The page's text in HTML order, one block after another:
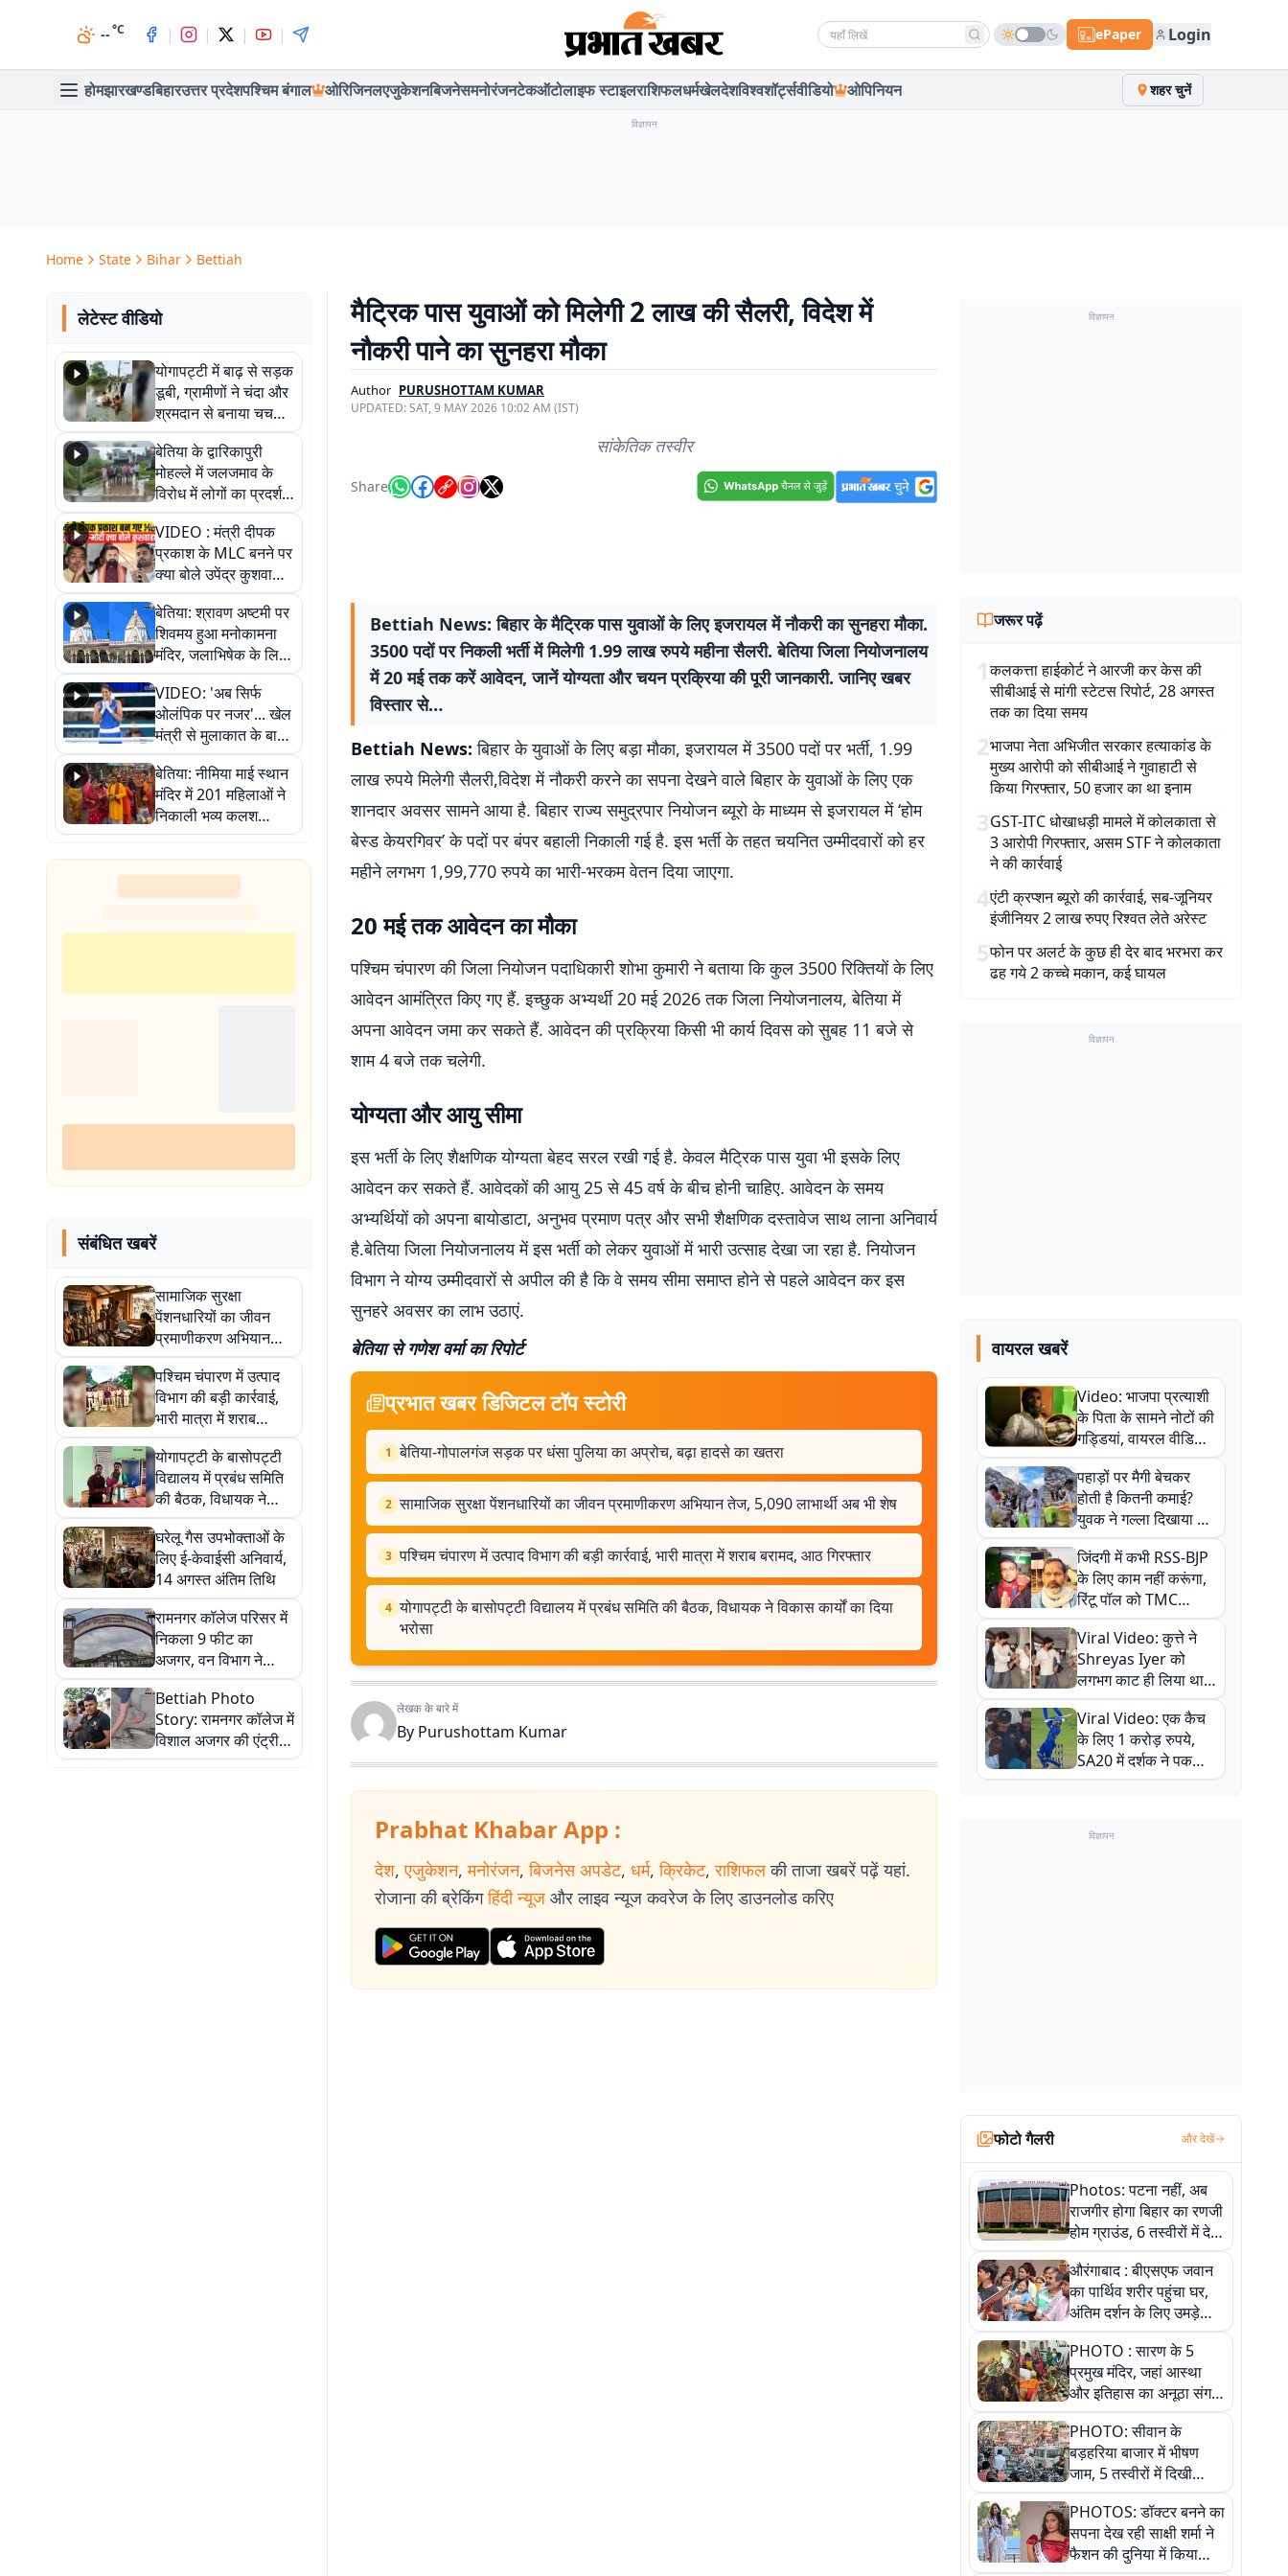
--°C | | | | Search news ePaper Login
होमझारखण्डबिहारउत्तर प्रदेशपश्चिम बंगाल ओरिजिनलएजुकेशनबिजनेसमनोरंजनटेकऑटोलाइफ स्टाइलराशिफलधर्मखेलदेशविश्वशॉर्ट्सवीडियो ओपिनियन शहर चुनें
विज्ञापन
Home State Bihar Bettiah
लेटेस्ट वीडियो
योगापट्टी में बाढ़ से सड़क
डूबी, ग्रामीणों ने चंदा और
श्रमदान से बनाया चचरी
पुल
बेतिया के द्वारिकापुरी
मोहल्ले में जलजमाव के
विरोध में लोगों का प्रदर्शन,
स्थायी समाधान की मांग
VIDEO : मंत्री दीपक
प्रकाश के MLC बनने पर
क्या बोले उपेंद्र कुशवाहा,
सुनिए
बेतिया: श्रावण अष्टमी पर
शिवमय हुआ मनोकामना
मंदिर, जलाभिषेक के लिए
लगी लंबी कतारें
VIDEO: 'अब सिर्फ
ओलंपिक पर नजर'... खेल
मंत्री से मुलाकात के बाद
जैसमीन लंबोरिया का बड़ा
बयान
बेतिया: नीमिया माई स्थान
मंदिर में 201 महिलाओं ने
निकाली भव्य कलश
शोभायात्रा, शिवलिंग
प्राण-प्रतिष्ठा महोत्सव
शुरू
संबंधित खबरें
सामाजिक सुरक्षा
पेंशनधारियों का जीवन
प्रमाणीकरण अभियान
तेज, 5,090 लाभार्थी अब
भी शेष
पश्चिम चंपारण में उत्पाद
विभाग की बड़ी कार्रवाई,
भारी मात्रा में शराब
बरामद, आठ गिरफ्तार
योगापट्टी के बासोपट्टी
विद्यालय में प्रबंध समिति
की बैठक, विधायक ने
विकास कार्यों का दिया
भरोसा
घरेलू गैस उपभोक्ताओं के
लिए ई-केवाईसी अनिवार्य,
14 अगस्त अंतिम तिथि
रामनगर कॉलेज परिसर में
निकला 9 फीट का
अजगर, वन विभाग ने
सुरक्षित किया रेस्क्यू
Bettiah Photo
Story: रामनगर कॉलेज में
विशाल अजगर की एंट्री,
छात्रों में दहशत, देखें
मैट्रिक पास युवाओं को मिलेगी 2 लाख की सैलरी, विदेश में
नौकरी पाने का सुनहरा मौका
Author PURUSHOTTAM KUMAR
UPDATED:SAT, 9 MAY 2026 10:02 AM (IST)
सांकेतिक तस्वीर
Share
Bettiah News: बिहार के मैट्रिक पास युवाओं के लिए इजरायल में नौकरी का सुनहरा मौका.
3500 पदों पर निकली भर्ती में मिलेगी 1.99 लाख रुपये महीना सैलरी. बेतिया जिला नियोजनालय
में 20 मई तक करें आवेदन, जानें योग्यता और चयन प्रक्रिया की पूरी जानकारी. जानिए खबर
विस्तार से…
Bettiah News: बिहार के युवाओं के लिए बड़ा मौका, इजरायल में 3500 पदों पर भर्ती, 1.99
लाख रुपये मिलेगी सैलरी,विदेश में नौकरी करने का सपना देखने वाले बिहार के युवाओं के लिए एक
शानदार अवसर सामने आया है. बिहार राज्य समुद्रपार नियोजन ब्यूरो के माध्यम से इजरायल में ‘होम
बेस्ड केयरगिवर’ के पदों पर बंपर बहाली निकाली गई है. इस भर्ती के तहत चयनित उम्मीदवारों को हर
महीने लगभग 1,99,770 रुपये का भारी-भरकम वेतन दिया जाएगा.
20 मई तक आवेदन का मौका
पश्चिम चंपारण की जिला नियोजन पदाधिकारी शोभा कुमारी ने बताया कि कुल 3500 रिक्तियों के लिए
आवेदन आमंत्रित किए गए हैं. इच्छुक अभ्यर्थी 20 मई 2026 तक जिला नियोजनालय, बेतिया में
अपना आवेदन जमा कर सकते हैं. आवेदन की प्रक्रिया किसी भी कार्य दिवस को सुबह 11 बजे से
शाम 4 बजे तक चलेगी.
योग्यता और आयु सीमा
इस भर्ती के लिए शैक्षणिक योग्यता बेहद सरल रखी गई है. केवल मैट्रिक पास युवा भी इसके लिए
आवेदन कर सकते हैं. आवेदकों की आयु 25 से 45 वर्ष के बीच होनी चाहिए. आवेदन के समय
अभ्यर्थियों को अपना बायोडाटा, अनुभव प्रमाण पत्र और सभी शैक्षणिक दस्तावेज साथ लाना अनिवार्य
है.बेतिया जिला नियोजनालय में इस भर्ती को लेकर युवाओं में भारी उत्साह देखा जा रहा है. नियोजन
विभाग ने योग्य उम्मीदवारों से अपील की है कि वे समय सीमा समाप्त होने से पहले आवेदन कर इस
सुनहरे अवसर का लाभ उठाएं.
बेतिया से गणेश वर्मा का रिपोर्ट
प्रभात खबर डिजिटल टॉप स्टोरी
1 बेतिया-गोपालगंज सड़क पर धंसा पुलिया का अप्रोच, बढ़ा हादसे का खतरा
2 सामाजिक सुरक्षा पेंशनधारियों का जीवन प्रमाणीकरण अभियान तेज, 5,090 लाभार्थी अब भी शेष
3 पश्चिम चंपारण में उत्पाद विभाग की बड़ी कार्रवाई, भारी मात्रा में शराब बरामद, आठ गिरफ्तार
4 योगापट्टी के बासोपट्टी विद्यालय में प्रबंध समिति की बैठक, विधायक ने विकास कार्यों का दिया
भरोसा
लेखक के बारे में
By Purushottam Kumar
Prabhat Khabar App :
देश, एजुकेशन, मनोरंजन, बिजनेस अपडेट, धर्म, क्रिकेट, राशिफल की ताजा खबरें पढ़ें यहां.
रोजाना की ब्रेकिंग हिंदी न्यूज और लाइव न्यूज कवरेज के लिए डाउनलोड करिए
विज्ञापन
जरूर पढ़ें
1कलकत्ता हाईकोर्ट ने आरजी कर केस की
सीबीआई से मांगी स्टेटस रिपोर्ट, 28 अगस्त
तक का दिया समय
2भाजपा नेता अभिजीत सरकार हत्याकांड के
मुख्य आरोपी को सीबीआई ने गुवाहाटी से
किया गिरफ्तार, 50 हजार का था इनाम
3GST-ITC धोखाधड़ी मामले में कोलकाता से
3 आरोपी गिरफ्तार, असम STF ने कोलकाता
ने की कार्रवाई
4एंटी क्रप्शन ब्यूरो की कार्रवाई, सब-जूनियर
इंजीनियर 2 लाख रुपए रिश्वत लेते अरेस्ट
5फोन पर अलर्ट के कुछ ही देर बाद भरभरा कर
ढह गये 2 कच्चे मकान, कई घायल
विज्ञापन
वायरल खबरें
Video: भाजपा प्रत्याशी
के पिता के सामने नोटों की
गड्डियां, वायरल वीडियो
से राजनीति में उबाल,
अजित महतो बोले- TMC
की गंदी चाल
पहाड़ों पर मैगी बेचकर
होती है कितनी कमाई?
युवक ने गल्ला दिखाया तो
नौकरी वालों के खड़े हो गए
कान
जिंदगी में कभी RSS-BJP
के लिए काम नहीं करूंगा,
रिंटू पॉल को TMC
ऑफिस में ले जाकर पीटा,
Video वायरल
Viral Video: कुत्ते ने
Shreyas Iyer को
लगभग काट ही लिया था,
न्यूजीलैंड सीरीज से पहले
बाल-बाल बचे
Viral Video: एक कैच
के लिए 1 करोड़ रुपये,
SA20 में दर्शक ने पकड़ा
एक हाथ से गजब का कैच
विज्ञापन
फोटो गैलरी और देखें
Photos: पटना नहीं, अब
राजगीर होगा बिहार का रणजी
होम ग्राउंड, 6 तस्वीरों में देखें
नए स्टेडियम की पूरी कहानी
औरंगाबाद : बीएसएफ जवान
का पार्थिव शरीर पहुंचा घर,
अंतिम दर्शन के लिए उमड़े
लोग
PHOTO : सारण के 5
प्रमुख मंदिर, जहां आस्था
और इतिहास का अनूठा संगम,
तस्वीरों में जानिए
PHOTO: सीवान के
बड़हरिया बाजार में भीषण
जाम, 5 तस्वीरों में दिखी
अव्यवस्था
PHOTOS: डॉक्टर बनने का
सपना देख रही साक्षी शर्मा ने
फैशन की दुनिया में किया